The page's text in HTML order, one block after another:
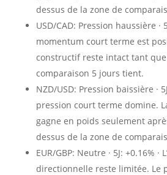
dessus de la zone de
USD/CAD: Pression haussière ·
momentum court terme est
constructif reste intact tant
comparaison 5 jours tient.
NZD/USD: Pression baissière ·
pression court terme domine.
gagne en poids seulement
dessus de la zone de
EUR/GBP: Neutre · 5J: +0.16% ·
directionnelle reste limitée. Le